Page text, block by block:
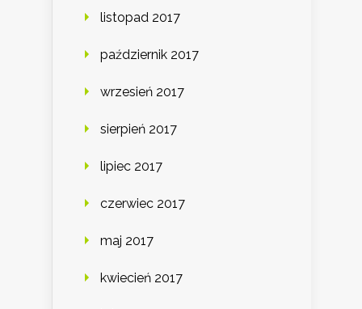
listopad 2017
październik 2017
wrzesień 2017
sierpień 2017
lipiec 2017
czerwiec 2017
maj 2017
kwiecień 2017